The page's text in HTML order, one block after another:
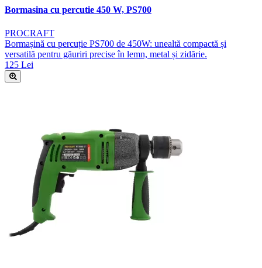
Bormasina cu percutie 450 W, PS700
PROCRAFT
Bormașină cu percuție PS700 de 450W: unealtă compactă și
versatilă pentru găuriri precise în lemn, metal și zidărie.
125 Lei